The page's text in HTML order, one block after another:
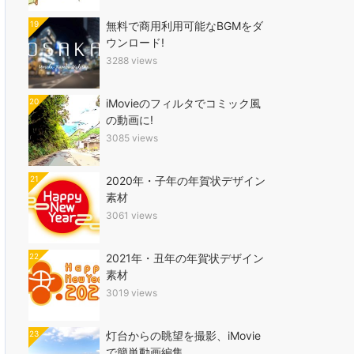
19
無料で商用利用可能なBGMをダ
ウンロード!
3288 views
20
iMovieのフィルタでコミック風
の動画に!
3085 views
21
2020年・子年の年賀状デザイン
素材
3061 views
22
2021年・丑年の年賀状デザイン
素材
3019 views
23
灯台からの眺望を撮影、iMovie